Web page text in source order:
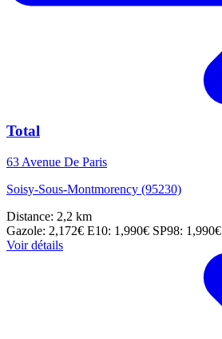
Total
63 Avenue De Paris
Soisy-Sous-Montmorency (95230)
Distance: 2,2 km
Gazole: 2,172€ E10: 1,990€ SP98: 1,990€
Voir détails